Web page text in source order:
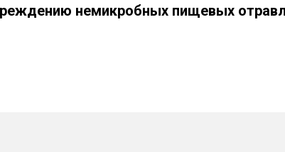
немикробных пищевых